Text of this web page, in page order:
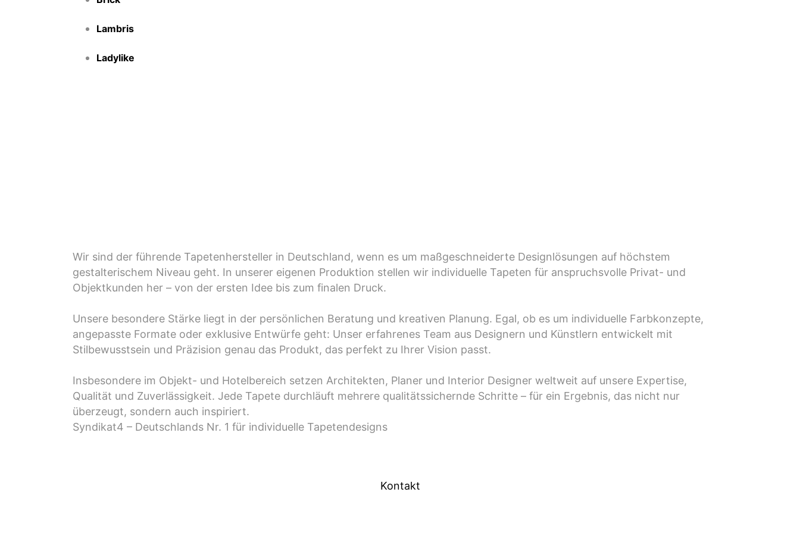
Lambris
Ladylike
Wir sind der führende Tapetenhersteller in Deutschland, wenn es um maßgeschneiderte Designlösungen auf höchstem
gestalterischem Niveau geht. In unserer eigenen Produktion stellen wir individuelle Tapeten für anspruchsvolle Privat- und
Objektkunden her – von der ersten Idee bis zum finalen Druck.
Unsere besondere Stärke liegt in der persönlichen Beratung und kreativen Planung. Egal, ob es um individuelle Farbkonzepte,
angepasste Formate oder exklusive Entwürfe geht: Unser erfahrenes Team aus Designern und Künstlern entwickelt mit
Stilbewusstsein und Präzision genau das Produkt, das perfekt zu Ihrer Vision passt.
Insbesondere im Objekt- und Hotelbereich setzen Architekten, Planer und Interior Designer weltweit auf unsere Expertise,
Qualität und Zuverlässigkeit. Jede Tapete durchläuft mehrere qualitätssichernde Schritte – für ein Ergebnis, das nicht nur
überzeugt, sondern auch inspiriert.
Syndikat4 – Deutschlands Nr. 1 für individuelle Tapetendesigns
Kontakt